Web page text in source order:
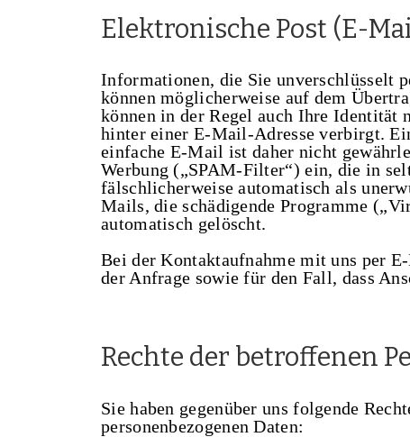
Elektronische Post (E-
Informationen, die Sie unverschlüsselt
können möglicherweise auf dem
können in der Regel auch Ihre Identität
hinter einer E-Mail-Adresse verbirgt.
einfache E-Mail ist daher nicht
Werbung („SPAM-Filter“) ein, die in
fälschlicherweise automatisch als
Mails, die schädigende Programme
automatisch gelöscht.
Bei der Kontaktaufnahme mit uns per
der Anfrage sowie für den Fall, dass
Rechte der betroffenen
Sie haben gegenüber uns folgende
personenbezogenen Daten: